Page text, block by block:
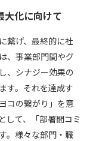
大化に向けて
繋げ、最終的に社
、事業部門間やグ
、シナジー効果の
す。それを達成す
コの繋がり」を意
して、「部署間コミ
。様々な部門・職